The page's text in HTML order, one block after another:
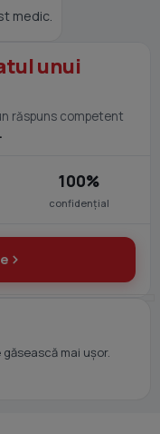
medic.
unui
răspuns competent
100%
confidențial
mai ușor.